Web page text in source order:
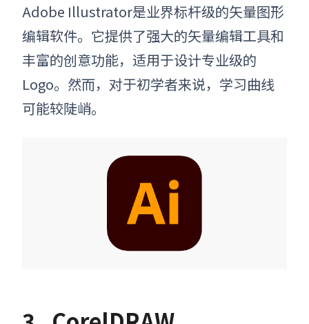
Adobe Illustrator是业界标杆级的矢量图形
编辑软件。它提供了强大的矢量编辑工具和
丰富的创意功能，适用于设计专业级的
Logo。然而，对于初学者来说，学习曲线
可能较陡峭。